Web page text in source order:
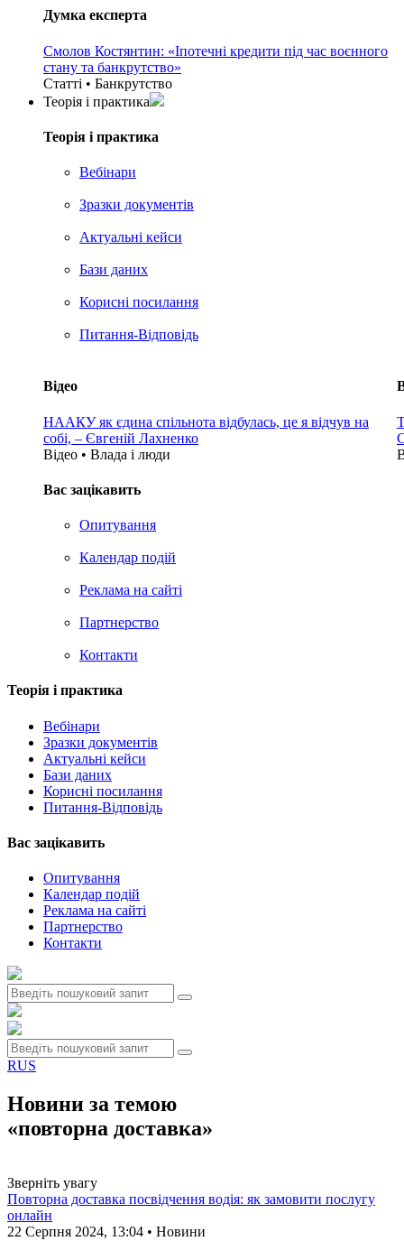
Думка експерта
Смолов Костянтин: «Іпотечні кредити під час воєнного
стану та банкрутство»
Статті • Банкрутство
Теорія i практика
Теорія i практика
Вебінари
Зразки документів
Актуальні кейси
Бази даних
Корисні посилання
Питання-Відповідь
Відео
НААКУ як єдина спільнота відбулась, це я відчув на
собі, – Євгеній Лахненко
Відео • Влада i люди
Вас зацікавить
Опитування
Календар подій
Реклама на сайтi
Партнерство
Контакти
Теорія i практика
Вебінари
Зразки документів
Актуальні кейси
Бази даних
Корисні посилання
Питання-Відповідь
Вас зацiкавить
Опитування
Календар подій
Реклама на сайтi
Партнерство
Контакти
RUS
Новини за темою
«повторна доставка»
Зверніть увагу
Повторна доставка посвідчення водія: як замовити послугу
онлайн
22 Серпня 2024, 13:04 • Новини